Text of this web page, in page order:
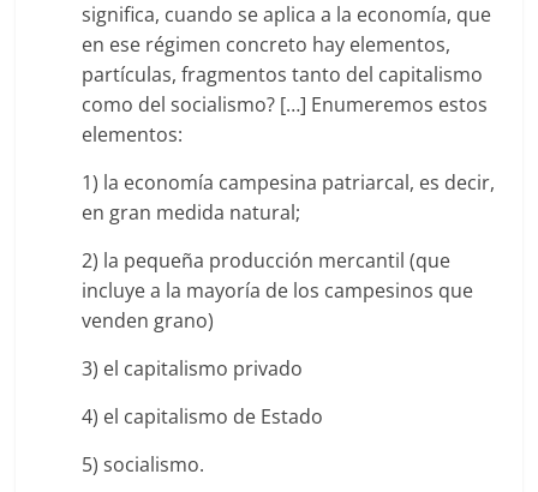
significa, cuando se aplica a la economía, que
en ese régimen concreto hay elementos,
partículas, fragmentos tanto del capitalismo
como del socialismo? […] Enumeremos estos
elementos:
1) la economía campesina patriarcal, es decir,
en gran medida natural;
2) la pequeña producción mercantil (que
incluye a la mayoría de los campesinos que
venden grano)
3) el capitalismo privado
4) el capitalismo de Estado
5) socialismo.